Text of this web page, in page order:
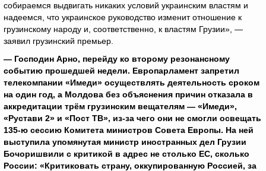
собираемся выдвигать никаких условий украинским властям и
надеемся, что украинское руководство изменит отношение к
грузинскому народу и, соответственно, к властям Грузии», —
заявил грузинский премьер.
— Господин Арно, перейду ко второму резонансному
событию прошедшей недели. Европарламент запретил
телекомпании «Имеди» осуществлять деятельность сроком
на один год, а Молдова без объяснения причин отказала в
аккредитации трём грузинским вещателям — «Имеди»,
«Рустави 2» и «Пост ТВ», из-за чего они не смогли освещать
135-ю сессию Комитета министров Совета Европы. На ней
выступила упомянутая министр иностранных дел Грузии
Бочоришвили с критикой в адрес не столько ЕС, сколько
России: «Критиковать страну, оккупированную Россией, за